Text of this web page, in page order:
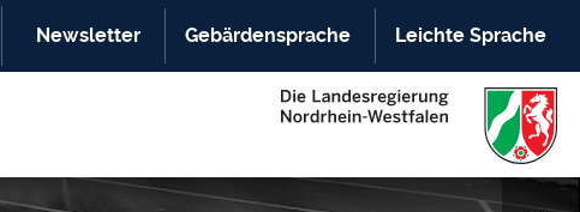
Newsletter Gebärdensprache Leichte Sprache